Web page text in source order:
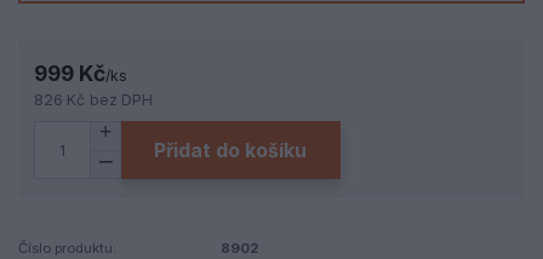
999 Kč/ks
826 Kč bez DPH
Přidat do košíku
Číslo produktu:
8902